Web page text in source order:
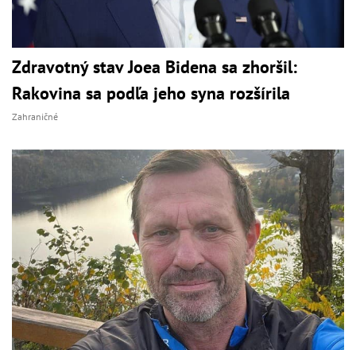
Zdravotný stav Joea Bidena sa zhoršil:
Rakovina sa podľa jeho syna rozšírila
Zahraničné